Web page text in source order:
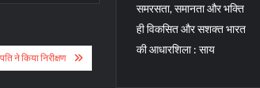
ने किया निरीक्षण
समरसता, समानता और भक्ति
ही विकसित और सशक्त भारत
की आधारशिला : साय